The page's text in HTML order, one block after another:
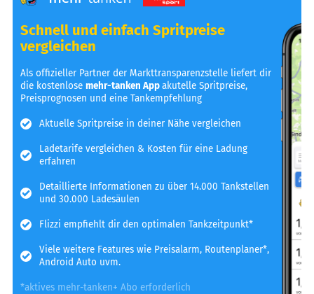
Schnell und einfach Spritpreise
vergleichen
Als offizieller Partner der Markttransparenzstelle liefert dir
die kostenlosemehr-tanken Appakutelle Spritpreise,
Preisprognosen und eine Tankempfehlung
Aktuelle Spritpreise in deiner Nähe vergleichen
Ladetarife vergleichen & Kosten für eine Ladung
erfahren
Detaillierte Informationen zu über 14.000 Tankstellen
und 30.000 Ladesäulen
Flizzi empfiehlt dir den optimalen Tankzeitpunkt*
Viele weitere Features wie Preisalarm, Routenplaner*,
Android Auto uvm.
*aktives mehr-tanken+ Abo erforderlich